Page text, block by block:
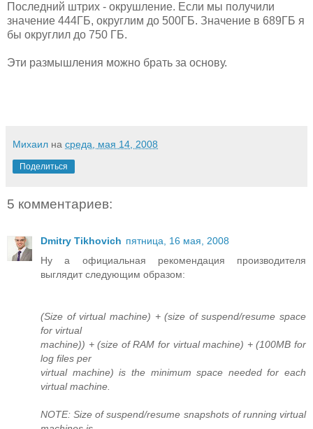
Последний штрих - окрушление. Если мы получили
значение 444ГБ, округлим до 500ГБ. Значение в 689ГБ я
бы округлил до 750 ГБ.
Эти размышления можно брать за основу.
Михаил на среда, мая 14, 2008
Поделиться
5 комментариев:
Dmitry Tikhovich пятница, 16 мая, 2008
Ну а официальная рекомендация производителя
выглядит следующим образом:
(Size of virtual machine) + (size of suspend/resume space
for virtual
machine)) + (size of RAM for virtual machine) + (100MB for
log files per
virtual machine) is the minimum space needed for each
virtual machine.
NOTE: Size of suspend/resume snapshots of running virtual